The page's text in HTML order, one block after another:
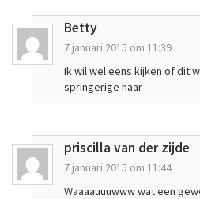
Betty
7 januari 2015 om 11:39
Ik wil wel eens kijken of dit
springerige haar
priscilla van der zijde
7 januari 2015 om 11:44
Waaaauuuwww wat een